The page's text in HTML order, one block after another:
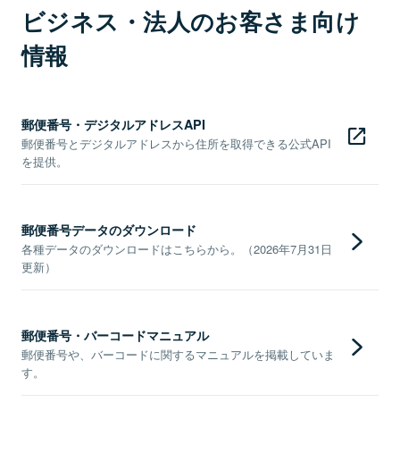
ビジネス・法人のお客さま向け
情報
郵便番号・デジタルアドレスAPI
郵便番号とデジタルアドレスから住所を取得できる公式API
を提供。
郵便番号データのダウンロード
各種データのダウンロードはこちらから。（2026年7月31日
更新）
郵便番号・バーコードマニュアル
郵便番号や、バーコードに関するマニュアルを掲載していま
す。